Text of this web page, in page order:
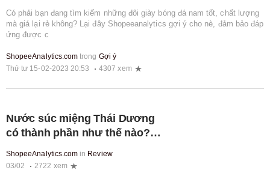
Có phải bạn đang tìm kiếm những đôi giày bóng đá nam tốt, chất lượng
mà giá lại rẻ không? Lại đây Shopeeanalytics gợi ý cho nè, đảm bảo đáp
ứng được c
ShopeeAnalytics.com trong Gợi ý
Thứ tư 15-02-2023 20:53
4307 xem
Nước súc miệng Thái Dương
có thành phần như thế nào?
ShopeeAnalytics.com in Review
03/02
2722 xem